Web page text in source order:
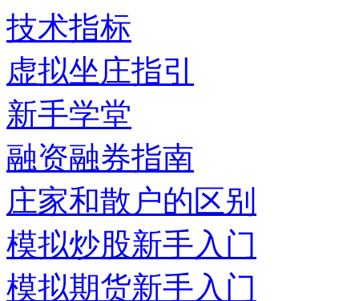
技术指标
虚拟坐庄指引
新手学堂
融资融券指南
庄家和散户的区别
模拟炒股新手入门
模拟期货新手入门